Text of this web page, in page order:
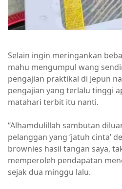
Selain ingin meringankan
mahu mengumpul wang
pengajian praktikal di Jepun
pengajian yang terlalu tinggi
matahari terbit itu nanti.
“Alhamdulillah sambutan
pelanggan yang ‘jatuh cinta’
brownies hasil tangan saya,
memperoleh pendapatan
sejak dua minggu lalu.